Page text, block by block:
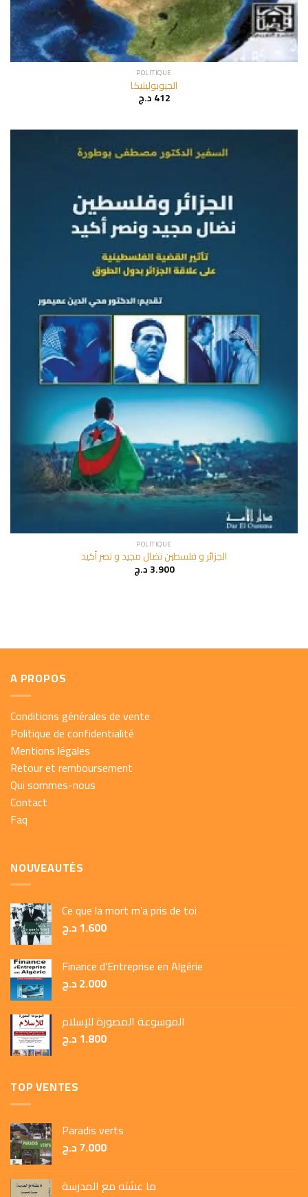
POLITIQUE
الجيوبوليتيكا
412د.ج
POLITIQUE
الجزائر و فلسطين نضال مجيد و نصر أكيد
3.900د.ج
A PROPOS
Conditions générales de vente
Politique de confidentialité
Mentions légales
Retour et remboursement
Qui sommes-nous
Contact
Faq
NOUVEAUTÉS
Ce que la mort m’a pris de toi
1.600د.ج
Finance d’Entreprise en Algérie
2.000د.ج
الموسوعة المصورة للإسلام
1.800د.ج
TOP VENTES
Paradis verts
7.000د.ج
ما عشته مع المدرسة